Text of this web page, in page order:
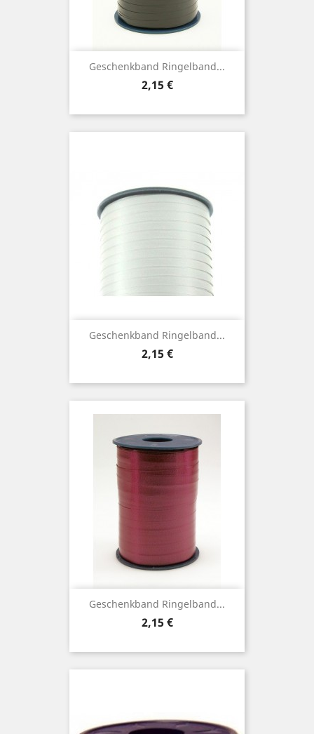
Geschenkband Ringelband...
Preis
2,15 €
Geschenkband Ringelband...
Preis
2,15 €
Geschenkband Ringelband...
Preis
2,15 €